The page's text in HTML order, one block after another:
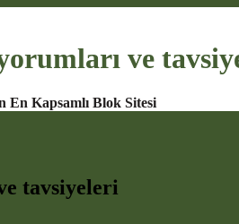
ve
En Kapsamlı Blok Sitesi
tavsiyeleri